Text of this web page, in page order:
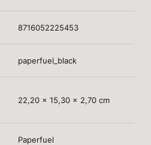
8716052225453
paperfuel_black
22,20 x 15,30 x 2,70 cm
Paperfuel